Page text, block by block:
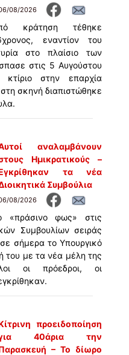
08/2026
κράτηση τέθηκε
εναντίον του
στο πλαίσιο των
στις 5 Αυγούστου
στην επαρχία
σκηνή διαπιστώθηκε
αναλαμβάνουν
Ημικρατικούς –
τα νέα
Συμβούλια
08/2026
«πράσινο φως» στις
Συμβουλίων σειράς
σήμερα το Υπουργικό
του με τα νέα μέλη της
οι πρόεδροι, οι
προειδοποίηση
40άρια την
– Το δίωρο